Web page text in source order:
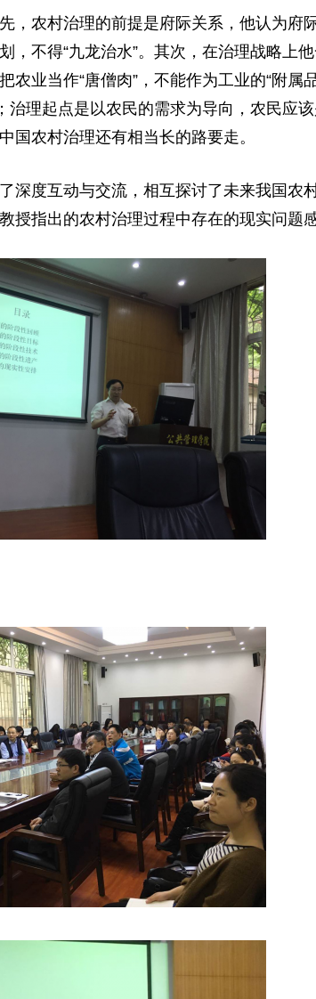
，农村治理的前提是府际关系，他认为府
，不得“九龙治水”。其次，在治理战略上
业当作“唐僧肉”，不能作为工业的“附属
治理起点是以农民的需求为导向，农民应
国农村治理还有相当长的路要走。
深度互动与交流，相互探讨了未来我国农
指出的农村治理过程中存在的现实问题感